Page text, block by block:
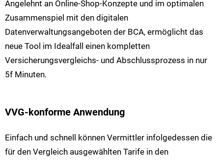
Angelehnt an Online-Shop-Konzepte und im optimalen
Zusammenspiel mit den digitalen
Datenverwaltungsangeboten der BCA, ermöglicht das
neue Tool im Idealfall einen kompletten
Versicherungsvergleichs- und Abschlussprozess in nur
5f Minuten.
VVG-konforme Anwendung
Einfach und schnell können Vermittler infolgedessen die
für den Vergleich ausgewählten Tarife in den